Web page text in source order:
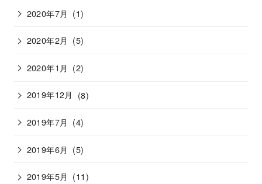
2020年7月 (1)
2020年2月 (5)
2020年1月 (2)
2019年12月 (8)
2019年7月 (4)
2019年6月 (5)
2019年5月 (11)